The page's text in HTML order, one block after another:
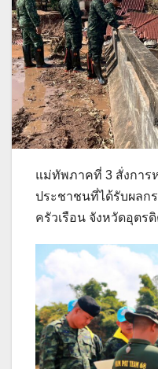
แม่ทัพภาคที่ 3 สั่งการ
ประชาชนที่ได้รับผลก
ครัวเรือน จังหวัดอุตร